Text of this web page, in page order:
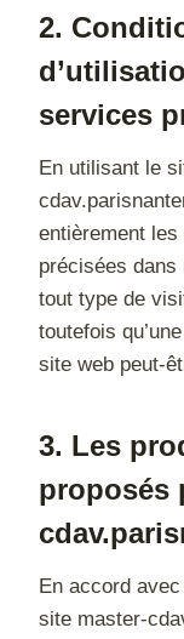
2.
services
En utilisant le
entièrement les
précisées
tout type de
toutefois
site web peut-
3. Les
proposés
En accord
site master-